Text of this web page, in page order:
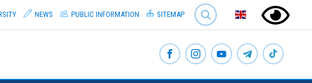
SEARCH
NEWS PUBLIC INFORMATION SITEMAP